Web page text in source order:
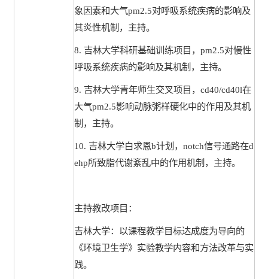
象因素和大气pm2.5对呼吸系统疾病的影响及
其炎性机制，主持。
8. 吉林大学科研基础训练项目， pm2.5对慢性
呼吸系统疾病的影响及其机制，主持。
9. 吉林大学青年师生交叉项目， cd40/cd40l在
大气pm2.5影响动脉粥样硬化中的作用及其机
制，主持。
10. 吉林大学白求恩b计划， notch信号通路在d
ehp所致脂代谢紊乱中的作用机制，主持。
主持教改项目：
吉林大学：以课程教学目标达成度为导向的
《环境卫生学》实验教学内容和方法改革与实
践。